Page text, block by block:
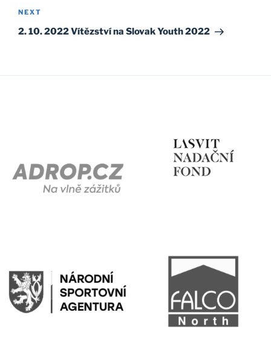
Next
Post
NEXT
2. 10. 2022 Vítězství na Slovak Youth 2022